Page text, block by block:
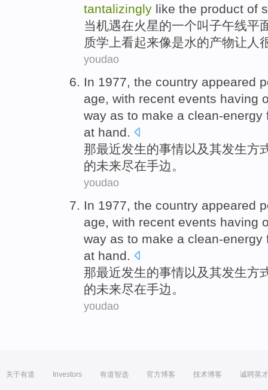
tantalizingly like the product of
当机遇在火星的一个叫子午线平
质学 上看起来像是水的产物让人
youdao
In 1977, the country appeared
age, with recent events having
way as to make a clean-energy
at hand.
那最近发生的事情以及其发生方
的未来尽在手边 。
youdao
In 1977, the country appeared
age, with recent events having
way as to make a clean-energy
at hand.
那最近发生的事情以及其发生方
的未来尽在手边 。
youdao
关于有道 Investors 有道智选 官方博客 技术博客 诚聘英才